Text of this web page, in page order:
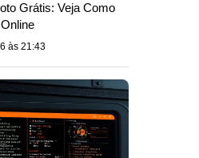
Grátis: Veja Como
às 21:43